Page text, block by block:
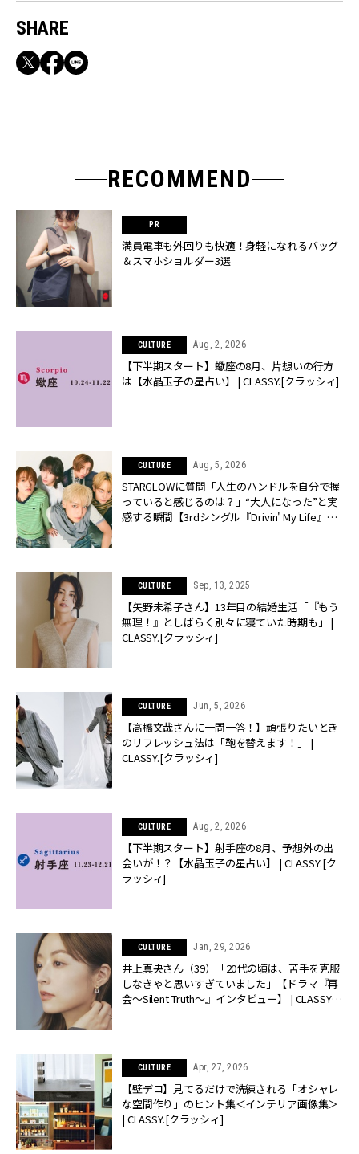
SHARE
RECOMMEND
満員電車も外回りも快適！身軽になれるバッグ
＆スマホショルダー3選
CULTURE Aug, 2, 2026
【下半期スタート】蠍座の8月、片想いの行方
は【水晶玉子の星占い】 | CLASSY.[クラッシィ]
CULTURE Aug, 5, 2026
STARGLOWに質問「人生のハンドルを自分で握
っていると感じるのは？」“大️人になった”と実
感する瞬間【3rdシングル『Drivin' My Life』発
CULTURE Sep, 13, 2025
【矢野未希子さん】13年目の結婚生活「『もう
無理！』としばらく別々に寝ていた時期も」 |
CLASSY.[クラッシィ]
CULTURE Jun, 5, 2026
【高橋文哉さんに一問一答！】頑張りたいとき
のリフレッシュ法は「鞄を替えます！」 |
CLASSY.[クラッシィ]
CULTURE Aug, 2, 2026
【下半期スタート】射手座の8月、予想外の出
会いが！？【水晶玉子の星占い】 | CLASSY.[ク
ラッシィ]
CULTURE Jan, 29, 2026
井上真央さん（39）「20代の頃は、苦手を克服
しなきゃと思いすぎていました」【ドラマ『再
会〜Silent Truth〜』インタビュー】 | CLASSY.
CULTURE Apr, 27, 2026
【壁デコ】見てるだけで洗練される「オシャレ
な空間作り」のヒント集＜インテリア画像集＞
| CLASSY.[クラッシィ]